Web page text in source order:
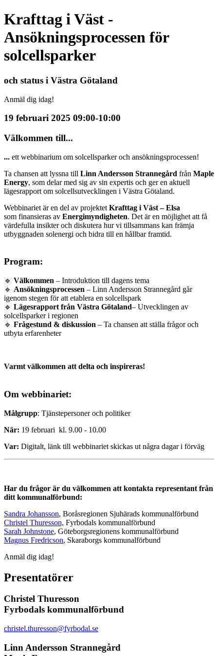
Krafttag i Väst -
Ansökningsprocessen för
solcellsparker
och status i Västra Götaland
Anmäl dig idag!
19 februari 2025 09:00-10:00
Välkommen till...
... ett webbinarium om solcellsparker och ansökningsprocessen!
Ta chansen att lyssna till Linn Andersson Strannegård från Maple
Energy, som delar med sig av sin expertis och ger en aktuell
lägesrapport om solcellsutvecklingen i Västra Götaland.
Webbinariet är en del av projektet Krafttag i Väst – Elsa
som finansieras av Energimyndigheten. Det är en möjlighet att få
värdefulla insikter och diskutera hur vi tillsammans kan främja
utbyggnaden solenergi och bidra till en hållbar framtid.
Program:
🔹 Välkommen – Introduktion till dagens tema
🔹 Ansökningsprocessen – Linn Andersson Strannegård går
igenom stegen för att etablera en solcellspark
🔹 Lägesrapport från Västra Götaland– Utvecklingen av
solcellsparker i regionen
🔹 Frågestund & diskussion – Ta chansen att ställa frågor och
utbyta erfarenheter
Varmt välkommen att delta och inspireras!
Om webbinariet:
Målgrupp: Tjänstepersoner och politiker
När: 19 februari kl. 9.00 - 10.00
Var: Digitalt, länk till webbinariet skickas ut några dagar i förväg
Har du frågor är du välkommen att kontakta representant från
ditt kommunalförbund:
Sandra Johansson, Boråsregionen Sjuhärads kommunalförbund
Christel Thuresson, Fyrbodals kommunalförbund
Sarah Johnstone, Göteborgsregionens kommunalförbund
Magnus Fredricson, Skaraborgs kommunalförbund
Anmäl dig idag!
Presentatörer
Christel Thuresson
Fyrbodals kommunalförbund
christel.thuresson@fyrbodal.se
Linn Andersson Strannegård